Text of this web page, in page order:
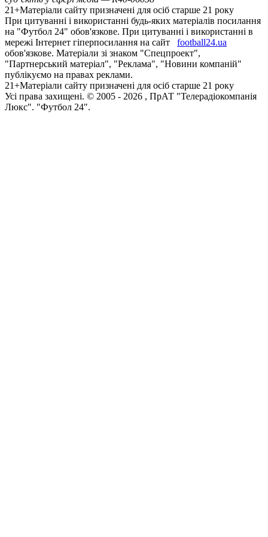
21+Матеріали сайту призначені для осіб старше 21 року
При цитуванні і використанні будь-яких матеріалів посилання
на "Футбол 24" обов'язкове. При цитуванні і використанні в
мережі Інтернет гіперпосилання на сайт
football24.ua
обов'язкове. Матеріали зі знаком "Спецпроект",
"Партнерський матеріал", "Реклама", "Новини компаній"
публікуємо на правах реклами.
21+Матеріали сайту призначені для осіб старше 21 року
Усi права захищенi. © 2005 - 2026 , ПрАТ "Телерадіокомпанія
Люкс". "Футбол 24".